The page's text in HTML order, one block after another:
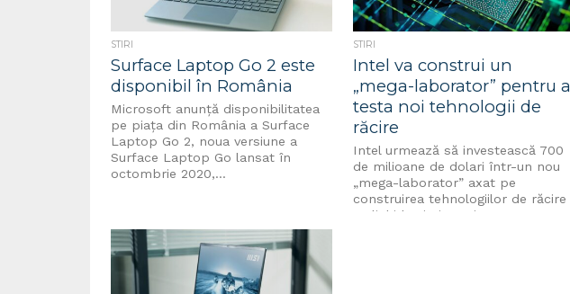
STIRI
Surface Laptop Go 2 este
disponibil în România
Microsoft anunță disponibilitatea
pe piața din România a Surface
Laptop Go 2, noua versiune a
Surface Laptop Go lansat în
octombrie 2020,...
STIRI
Intel va construi un
„mega-laborator” pentru a
testa noi tehnologii de
răcire
Intel urmează să investească 700
de milioane de dolari într-un nou
„mega-laborator” axat pe
construirea tehnologiilor de răcire
cu lichid prin imersiune....